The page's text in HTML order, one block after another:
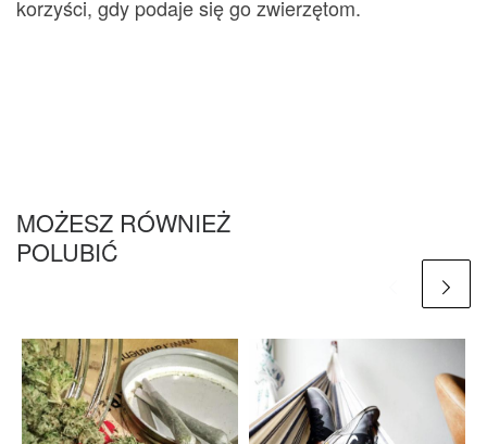
korzyści, gdy podaje się go zwierzętom.
MOŻESZ RÓWNIEŻ
POLUBIĆ